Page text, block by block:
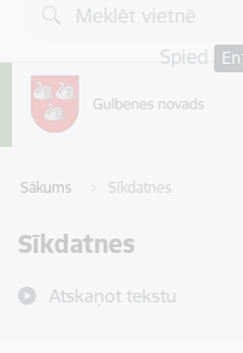
Pāriet uz lapas saturu
Spied
Sākums Sīkdatnes
Sīkdatnes
Atskaņot tekstu